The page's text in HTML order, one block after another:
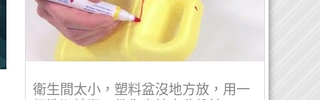
衛生間太小，塑料盆沒地方放，用一